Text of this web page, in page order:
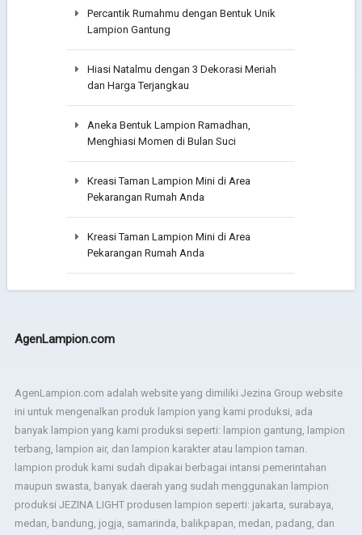
Percantik Rumahmu dengan Bentuk Unik
Lampion Gantung
Hiasi Natalmu dengan 3 Dekorasi Meriah
dan Harga Terjangkau
Aneka Bentuk Lampion Ramadhan,
Menghiasi Momen di Bulan Suci
Kreasi Taman Lampion Mini di Area
Pekarangan Rumah Anda
Kreasi Taman Lampion Mini di Area
Pekarangan Rumah Anda
AgenLampion.com
AgenLampion.com adalah website yang dimiliki Jezina Group website
ini untuk mengenalkan produk lampion yang kami produksi, ada
banyak lampion yang kami produksi seperti: lampion gantung, lampion
terbang, lampion air, dan lampion karakter atau lampion taman.
lampion produk kami sudah dipakai berbagai intansi pemerintahan
maupun swasta, banyak daerah yang sudah menggunakan lampion
produksi JEZINA LIGHT produsen lampion seperti: jakarta, surabaya,
medan, bandung, jogja, samarinda, balikpapan, medan, padang, dan